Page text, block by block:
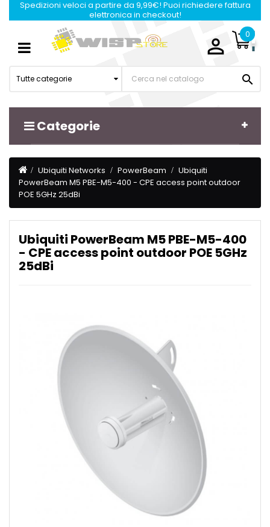
Spedizioni veloci a partire da 9,99€! Puoi richiedere fattura
elettronica in checkout!

0
Tutte categorie 
Categorie
Toggle
Ubiquiti Networks PowerBeam
Ubiquiti
PowerBeam M5 PBE-M5-400 - CPE access point outdoor
POE 5GHz 25dBi
Ubiquiti PowerBeam M5 PBE-M5-400
- CPE access point outdoor POE 5GHz
25dBi